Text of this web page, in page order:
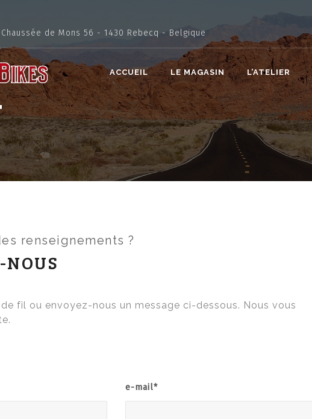
Chaussée de Mons 56 - 1430 Rebecq - Belgique
ACCUEIL LE MAGASIN L’ATELIER
renseignements ?
fil ou envoyez-nous un message ci-dessous. Nous vous
e-mail*